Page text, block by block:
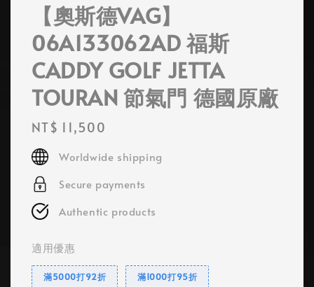
【奧斯德VAG】
06A133062AD 福斯
CADDY GOLF JETTA
TOURAN 節氣門 德國原廠
Regular
price
NT$ 11,500
Worldwide shipping
Secure payments
Authentic products
適用優惠
滿5000打92折 滿1000打95折